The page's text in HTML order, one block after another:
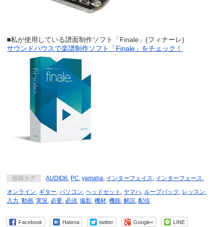
■私が使用している譜面制作ソフト「Finale」(フィナーレ)
サウンドハウスで楽譜制作ソフト「Finale」をチェック！
投稿タグ AUDIO6 PC ,yamaha インターフェイス インターフェース
オンライン ギター ,パソコン ,ヘッドセット ヤマハ ループバック レッスン
入力 ,動画 ,実況 必要 必須 ,撮影 ,機材 ,機能 ,解説 ,配信
Facebook Hatena twitter Google+ LINE